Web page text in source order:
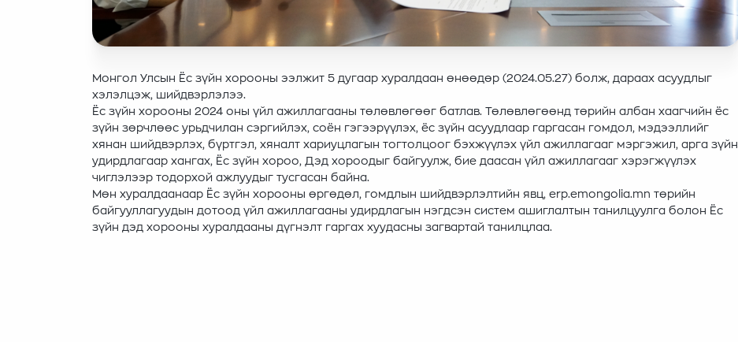
Монгол Улсын Ёс зүйн хорооны ээлжит 5 дугаар хуралдаан өнөөдөр (2024.05.27) болж, дараах асуудлыг
хэлэлцэж, шийдвэрлэлээ.
Ёс зүйн хорооны 2024 оны үйл ажиллагааны төлөвлөгөөг батлав. Төлөвлөгөөнд төрийн албан хаагчийн ёс
зүйн зөрчлөөс урьдчилан сэргийлэх, соён гэгээрүүлэх, ёс зүйн асуудлаар гаргасан гомдол, мэдээллийг
хянан шийдвэрлэх, бүртгэл, хяналт хариуцлагын тогтолцоог бэхжүүлэх үйл ажиллагааг мэргэжил, арга зүйн
удирдлагаар хангах, Ёс зүйн хороо, Дэд хороодыг байгуулж, бие даасан үйл ажиллагааг хэрэгжүүлэх
чиглэлээр тодорхой ажлуудыг тусгасан байна.
Мөн хуралдаанаар Ёс зүйн хорооны өргөдөл, гомдлын шийдвэрлэлтийн явц, erp.emongolia.mn төрийн
байгууллагуудын дотоод үйл ажиллагааны удирдлагын нэгдсэн систем ашиглалтын танилцуулга болон Ёс
зүйн дэд хорооны хуралдааны дүгнэлт гаргах хуудасны загвартай танилцлаа.